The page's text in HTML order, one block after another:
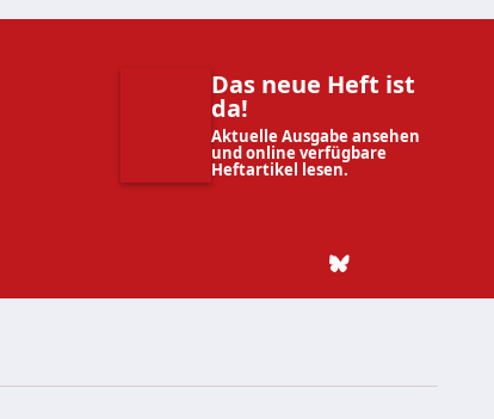
Das neue Heft ist
da!
Aktuelle Ausgabe ansehen
und online verfügbare
Heftartikel lesen.